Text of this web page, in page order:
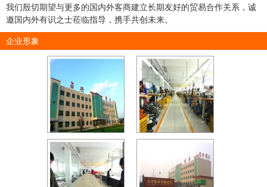
我们殷切期望与更多的国内外客商建立长期友好的贸易合作关系，诚
邀国内外有识之士莅临指导，携手共创未来。
企业形象